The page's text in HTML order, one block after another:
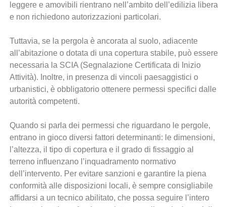
leggere e amovibili rientrano nell’ambito dell’edilizia libera
e non richiedono autorizzazioni particolari.
Tuttavia, se la pergola è ancorata al suolo, adiacente
all’abitazione o dotata di una copertura stabile, può essere
necessaria la SCIA (Segnalazione Certificata di Inizio
Attività). Inoltre, in presenza di vincoli paesaggistici o
urbanistici, è obbligatorio ottenere permessi specifici dalle
autorità competenti.
Quando si parla dei permessi che riguardano le pergole,
entrano in gioco diversi fattori determinanti: le dimensioni,
l’altezza, il tipo di copertura e il grado di fissaggio al
terreno influenzano l’inquadramento normativo
dell’intervento. Per evitare sanzioni e garantire la piena
conformità alle disposizioni locali, è sempre consigliabile
affidarsi a un tecnico abilitato, che possa seguire l’intero